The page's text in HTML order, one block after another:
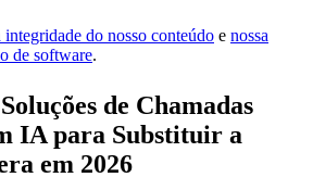
integridade do nosso conteúdo e nossa
de software.
de Chamadas
IA para Substituir a
em 2026